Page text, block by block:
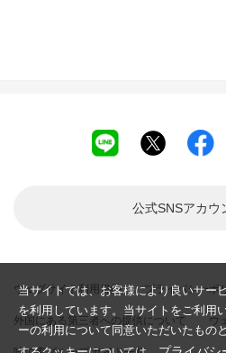
ウェブサイト利用規約 プライバシーポ
外国にある第三者への提供について ウ
公式SNSアカウ
当サイトでは、お客様により良いサー
を利用しています。当サイトをご利用
ーの利用について同意いただいたもの